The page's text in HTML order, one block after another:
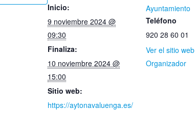
Inicio:
9 noviembre 2024 @
09:30
Finaliza:
10 noviembre 2024 @
15:00
Sitio web:
https://aytonavaluenga.es/
Ayuntamiento
Teléfono
920 28 60 01
Ver el sitio
Organizador